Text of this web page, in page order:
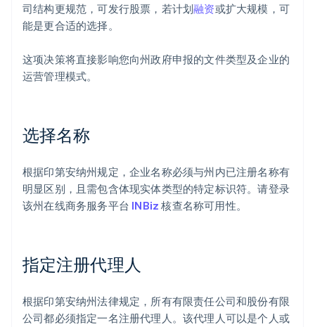
司结构更规范，可发行股票，若计划融资或扩大规模，可
能是更合适的选择。
这项决策将直接影响您向州政府申报的文件类型及企业的
运营管理模式。
选择名称
根据印第安纳州规定，企业名称必须与州内已注册名称有
明显区别，且需包含体现实体类型的特定标识符。请登录
该州在线商务服务平台 INBiz 核查名称可用性。
指定注册代理人
根据印第安纳州法律规定，所有有限责任公司和股份有限
公司都必须指定一名注册代理人。该代理人可以是个人或